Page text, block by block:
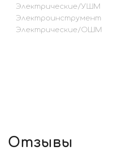
Электрические/УШМ
Электроинструмент
Электрические/ОШМ
Отзывы